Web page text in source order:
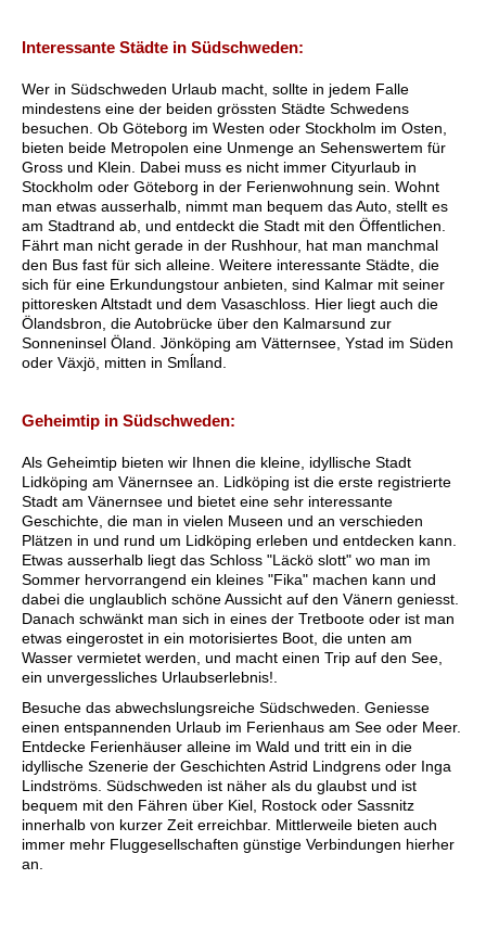
Interessante Städte in Südschweden:
Wer in Südschweden Urlaub macht, sollte in jedem Falle
mindestens eine der beiden grössten Städte Schwedens
besuchen. Ob Göteborg im Westen oder Stockholm im Osten,
bieten beide Metropolen eine Unmenge an Sehenswertem für
Gross und Klein. Dabei muss es nicht immer Cityurlaub in
Stockholm oder Göteborg in der Ferienwohnung sein. Wohnt
man etwas ausserhalb, nimmt man bequem das Auto, stellt es
am Stadtrand ab, und entdeckt die Stadt mit den Öffentlichen.
Fährt man nicht gerade in der Rushhour, hat man manchmal
den Bus fast für sich alleine. Weitere interessante Städte, die
sich für eine Erkundungstour anbieten, sind Kalmar mit seiner
pittoresken Altstadt und dem Vasaschloss. Hier liegt auch die
Ölandsbron, die Autobrücke über den Kalmarsund zur
Sonneninsel Öland. Jönköping am Vätternsee, Ystad im Süden
oder Växjö, mitten in Smĺland.
Geheimtip in Südschweden:
Als Geheimtip bieten wir Ihnen die kleine, idyllische Stadt
Lidköping am Vänernsee an. Lidköping ist die erste registrierte
Stadt am Vänernsee und bietet eine sehr interessante
Geschichte, die man in vielen Museen und an verschieden
Plätzen in und rund um Lidköping erleben und entdecken kann.
Etwas ausserhalb liegt das Schloss "Läckö slott" wo man im
Sommer hervorrangend ein kleines "Fika" machen kann und
dabei die unglaublich schöne Aussicht auf den Vänern geniesst.
Danach schwänkt man sich in eines der Tretboote oder ist man
etwas eingerostet in ein motorisiertes Boot, die unten am
Wasser vermietet werden, und macht einen Trip auf den See,
ein unvergessliches Urlaubserlebnis!.
Besuche das abwechslungsreiche Südschweden. Geniesse
einen entspannenden Urlaub im Ferienhaus am See oder Meer.
Entdecke Ferienhäuser alleine im Wald und tritt ein in die
idyllische Szenerie der Geschichten Astrid Lindgrens oder Inga
Lindströms. Südschweden ist näher als du glaubst und ist
bequem mit den Fähren über Kiel, Rostock oder Sassnitz
innerhalb von kurzer Zeit erreichbar. Mittlerweile bieten auch
immer mehr Fluggesellschaften günstige Verbindungen hierher
an.